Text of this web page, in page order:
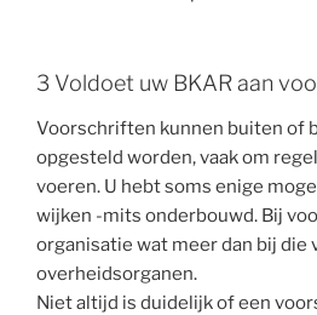
3 Voldoet uw BKAR aan
Voorschriften kunnen buiten of
opgesteld worden, vaak om
voeren. U hebt soms enige
wijken -mits onderbouwd. Bij
organisatie wat meer dan bij die
overheidsorganen.
Niet altijd is duidelijk of een